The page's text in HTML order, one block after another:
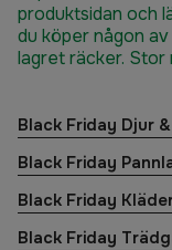
produktsidan och
du köper någon
lagret räcker.
Black Friday Djur
Black Friday
Black Friday
Black Friday